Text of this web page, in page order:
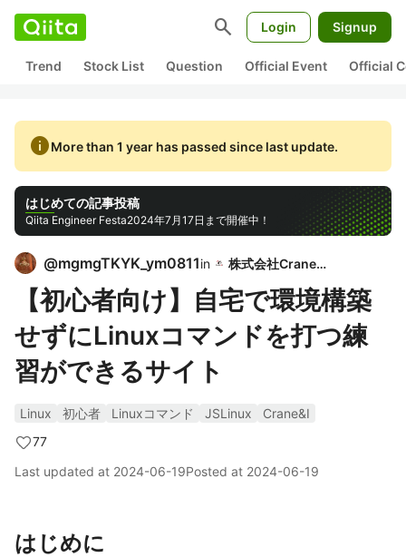
search Login Signup
Trend Stock List Question Official Event Official
infoMore than 1 year has passed since last update.
はじめての記事投稿
Qiita Engineer Festa2024年7月17日まで開催中！
@mgmgTKYK_ym0811in 株式会社Crane＆I
【初心者向け】自宅で環境構築
せずにLinuxコマンドを打つ練
習ができるサイト
Linux 初心者 Linuxコマンド JSLinux
Crane&I
77
Last updated at 2024-06-19Posted at 2024-06-19
はじめに